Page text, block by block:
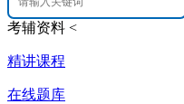
考辅资料 <
精讲课程
在线题库